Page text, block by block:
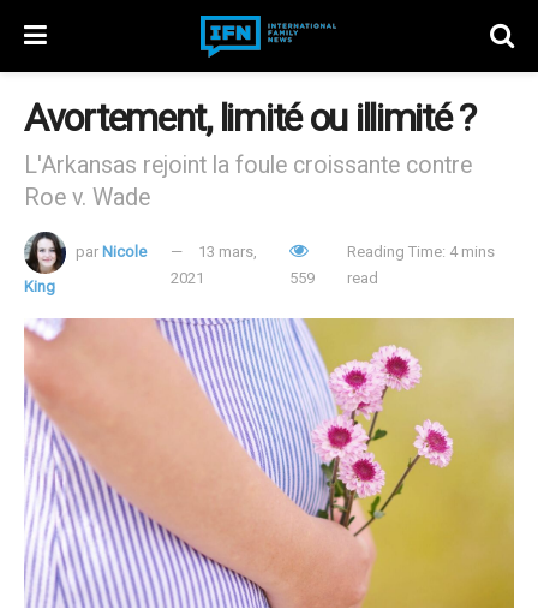
Avortement, limité ou illimité ?
L'Arkansas rejoint la foule croissante contre
Roe v. Wade
par Nicole
King
13 mars,
2021
559
Reading Time: 4 mins
read